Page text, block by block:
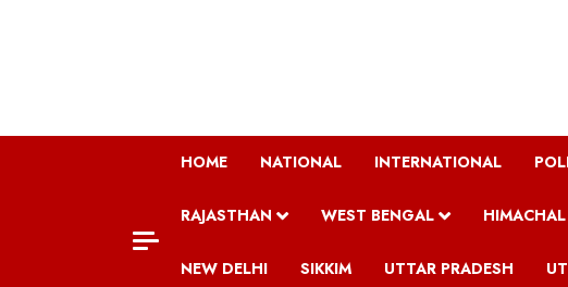
HOME NATIONAL INTERNATIONAL
RAJASTHAN WEST BENGAL
NEW DELHI SIKKIM UTTAR PRADESH